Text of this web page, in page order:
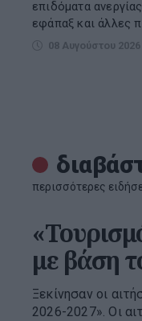
επιδόματα
εφάπαξ και άλλες
08 Αυγούστου 2026
περισσότερες
με βάση
Ξεκίνησαν οι
2026-2027». Οι